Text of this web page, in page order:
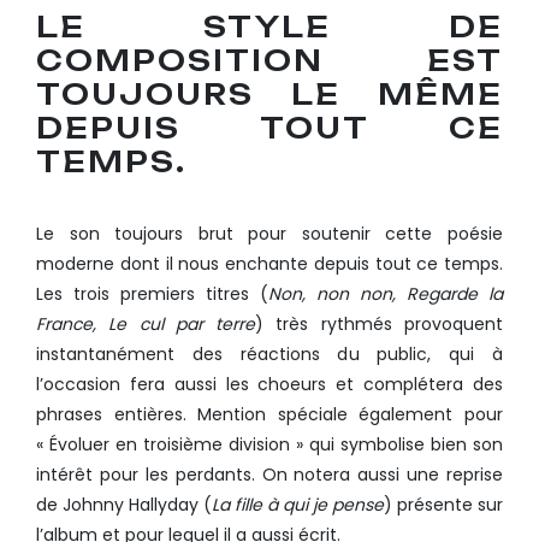
LE STYLE DE
COMPOSITION EST
TOUJOURS LE MÊME
DEPUIS TOUT CE
TEMPS.
Le son toujours brut pour soutenir cette poésie
moderne dont il nous enchante depuis tout ce temps.
Les trois premiers titres (Non, non non, Regarde la
France, Le cul par terre) très rythmés provoquent
instantanément des réactions du public, qui à
l’occasion fera aussi les choeurs et complétera des
phrases entières. Mention spéciale également pour
« Évoluer en troisième division » qui symbolise bien son
intérêt pour les perdants. On notera aussi une reprise
de Johnny Hallyday (La fille à qui je pense) présente sur
l’album et pour lequel il a aussi écrit.